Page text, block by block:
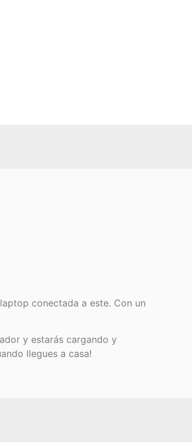
conectada a este. Con un
y estarás cargando y
llegues a casa!